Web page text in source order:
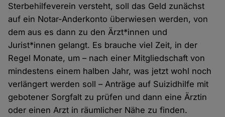
Sterbehilfeverein versteht, soll das Geld zunächst
auf ein Notar-Anderkonto überwiesen werden, von
dem aus es dann zu den Ärzt*innen und
Jurist*innen gelangt. Es brauche viel Zeit, in der
Regel Monate, um – nach einer Mitgliedschaft von
mindestens einem halben Jahr, was jetzt wohl noch
verlängert werden soll – Anträge auf Suizidhilfe mit
gebotener Sorgfalt zu prüfen und dann eine Ärztin
oder einen Arzt in räumlicher Nähe zu finden.